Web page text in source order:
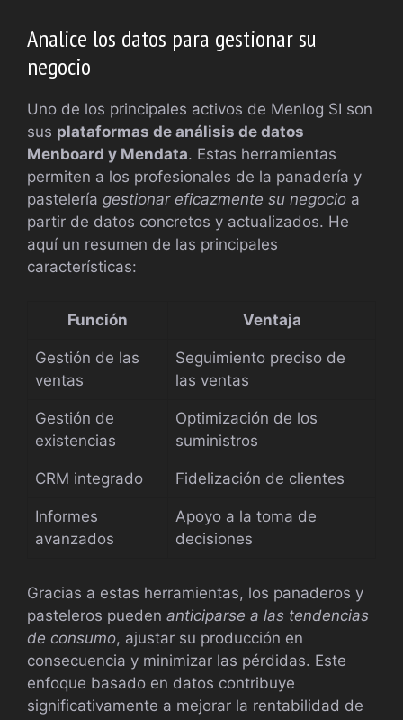
Analice los datos para gestionar su
negocio
Uno de los principales activos de Menlog SI son
sus plataformas de análisis de datos
Menboard y Mendata. Estas herramientas
permiten a los profesionales de la panadería y
pastelería gestionar eficazmente su negocio a
partir de datos concretos y actualizados. He
aquí un resumen de las principales
características:
Función Ventaja
Gestión de las
ventas
Seguimiento preciso de
las ventas
Gestión de
existencias
Optimización de los
suministros
CRM integrado Fidelización de clientes
Informes
avanzados
Apoyo a la toma de
decisiones
Gracias a estas herramientas, los panaderos y
pasteleros pueden anticiparse a las tendencias
de consumo, ajustar su producción en
consecuencia y minimizar las pérdidas. Este
enfoque basado en datos contribuye
significativamente a mejorar la rentabilidad de